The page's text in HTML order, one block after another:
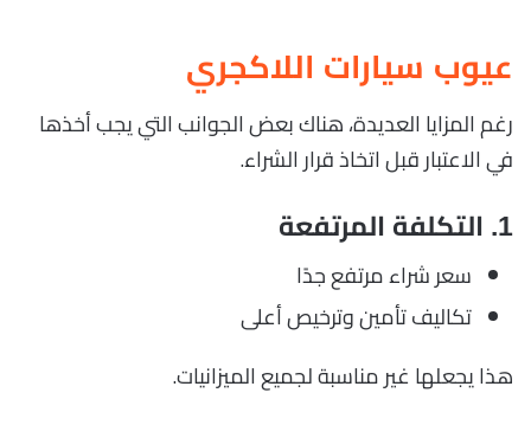
عيوب سيارات اللاكجري
رغم المزايا العديدة، هناك بعض الجوانب التي يجب أخذها
في الاعتبار قبل اتخاذ قرار الشراء.
1. التكلفة المرتفعة
سعر شراء مرتفع جدًا
تكاليف تأمين وترخيص أعلى
هذا يجعلها غير مناسبة لجميع الميزانيات.